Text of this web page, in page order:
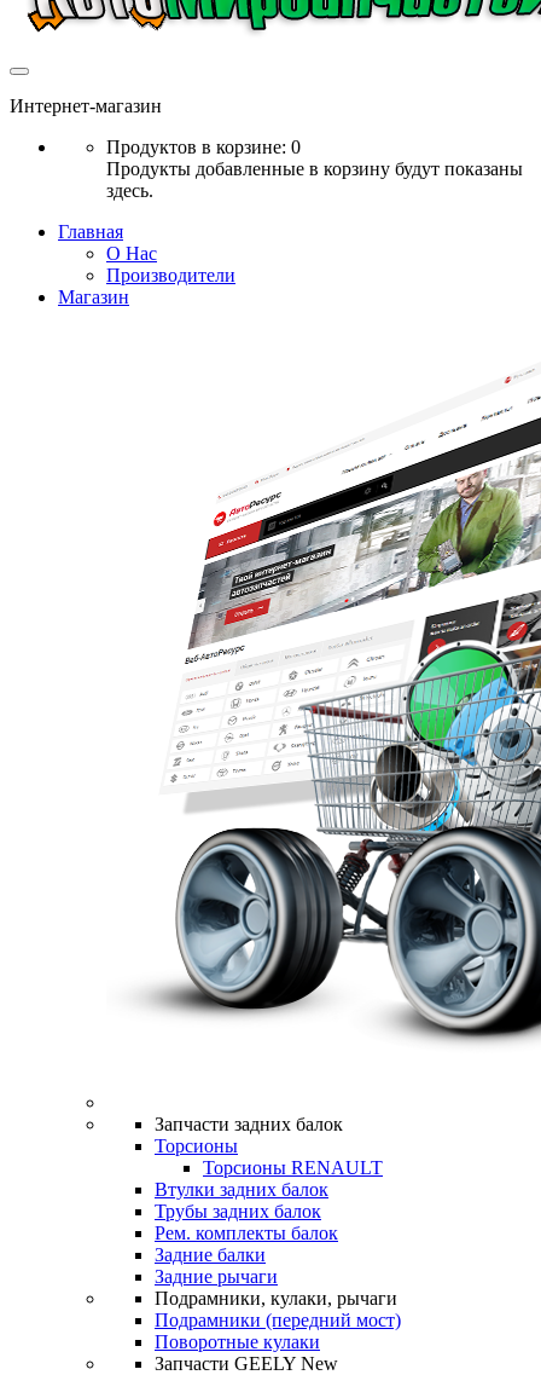
Интернет-магазин
Продуктов в корзине: 0
Продукты добавленные в корзину будут показаны
здесь.
Главная
О Нас
Производители
Магазин
Запчасти задних балок
Торсионы
Торсионы RENAULT
Втулки задних балок
Трубы задних балок
Рем. комплекты балок
Задние балки
Задние рычаги
Подрамники, кулаки, рычаги
Подрамники (передний мост)
Поворотные кулаки
Запчасти GEELY New